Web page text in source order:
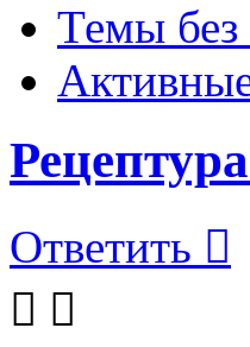
Темы без
Ответить